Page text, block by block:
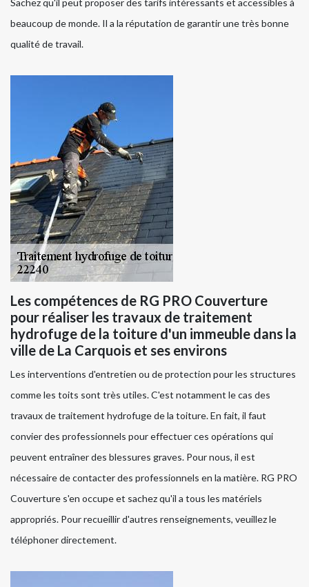
Sachez qu'il peut proposer des tarifs intéressants et accessibles à
beaucoup de monde. Il a la réputation de garantir une très bonne
qualité de travail.
Les compétences de RG PRO Couverture
pour réaliser les travaux de traitement
hydrofuge de la toiture d'un immeuble dans la
ville de La Carquois et ses environs
Les interventions d'entretien ou de protection pour les structures
comme les toits sont très utiles. C'est notamment le cas des
travaux de traitement hydrofuge de la toiture. En fait, il faut
convier des professionnels pour effectuer ces opérations qui
peuvent entraîner des blessures graves. Pour nous, il est
nécessaire de contacter des professionnels en la matière. RG PRO
Couverture s'en occupe et sachez qu'il a tous les matériels
appropriés. Pour recueillir d'autres renseignements, veuillez le
téléphoner directement.